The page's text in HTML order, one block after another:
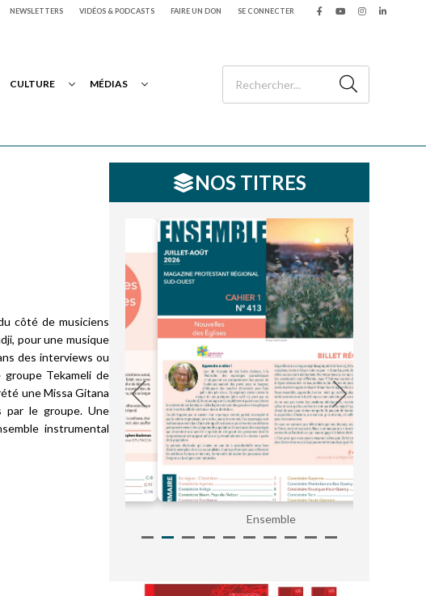
NEWSLETTERS VIDÉOS & PODCASTS FAIRE UN DON SE CONNECTER
CULTURE MÉDIAS
côté de musiciens
, pour une musique
des interviews ou
groupe Tekamelide
uneMissa Gitana
par le groupe. Une
instrumental
NOS TITRES
Ensemble